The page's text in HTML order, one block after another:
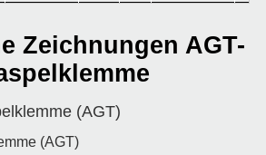
Zeichnungen AGT-
(AGT)